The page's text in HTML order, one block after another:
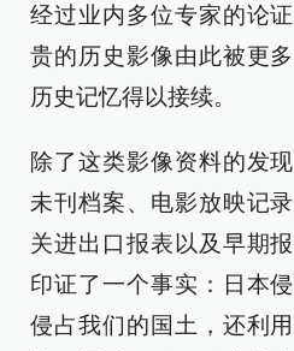
经过业内多位专家的论
贵的历史影像由此被更
历史记忆得以接续。
除了这类影像资料的发
未刊档案、电影放映记
关进出口报表以及早期
印证了一个事实：日本
侵占我们的国土，还利